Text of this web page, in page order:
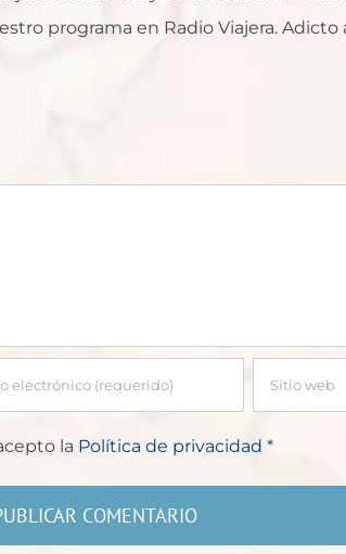
programa en Radio Viajera. Adicto
la Política de privacidad*